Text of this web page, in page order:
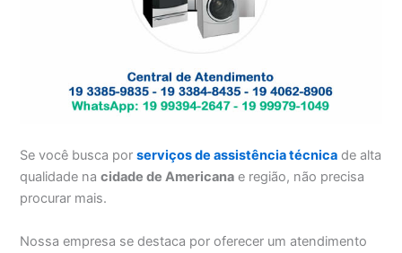
Se você busca porserviços de assistência técnica de alta
qualidade nacidade de Americana e região, não precisa
procurar mais.
Nossa empresa se destaca por oferecer um atendimento